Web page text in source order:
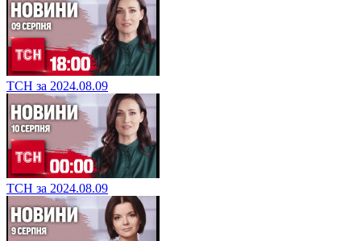
ТСН за 2024.08.09
ТСН за 2024.08.09